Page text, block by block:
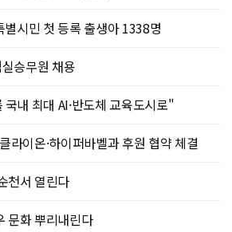
별시민 첫 등록 출생아 1338명
승무원 채용
내 최대 AI·반도체 교육도시로"
라이온·하이퍼바벨과 후원 협약 체결
천서 열린다
문화 뿌리내린다